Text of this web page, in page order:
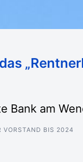
Bank am
VORSTAND BIS 2024